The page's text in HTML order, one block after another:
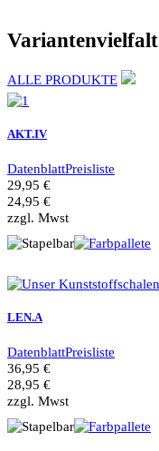
Variantenvielfalt
ALLE PRODUKTE
AKT.IV
DatenblattPreisliste
29,95 €
24,95 €
zzgl. Mwst
LEN.A
DatenblattPreisliste
36,95 €
28,95 €
zzgl. Mwst